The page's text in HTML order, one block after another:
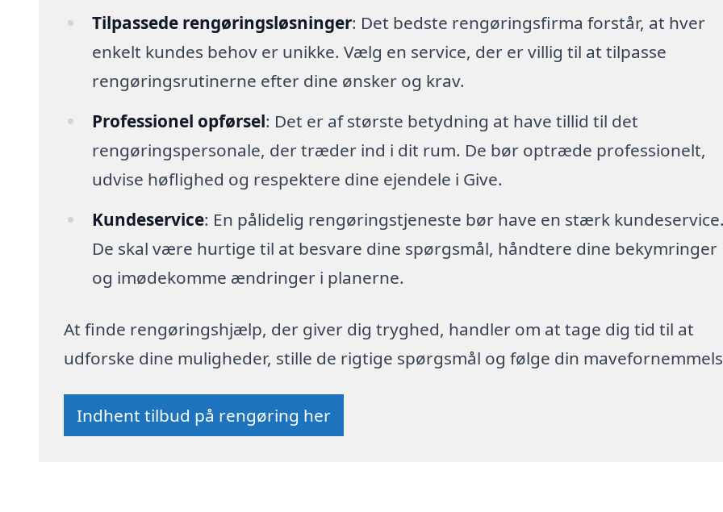
Tilpassede rengøringsløsninger: Det bedste rengøringsfirma forstår, at hver
enkelt kundes behov er unikke. Vælg en service, der er villig til at tilpasse
rengøringsrutinerne efter dine ønsker og krav.
Professionel opførsel: Det er af største betydning at have tillid til det
rengøringspersonale, der træder ind i dit rum. De bør optræde professionelt,
udvise høflighed og respektere dine ejendele i Give.
Kundeservice: En pålidelig rengøringstjeneste bør have en stærk
De skal være hurtige til at besvare dine spørgsmål, håndtere dine bekymringer
og imødekomme ændringer i planerne.
At finde rengøringshjælp, der giver dig tryghed, handler om at tage dig tid til at
udforske dine muligheder, stille de rigtige spørgsmål og følge din
Indhent tilbud på rengøring her